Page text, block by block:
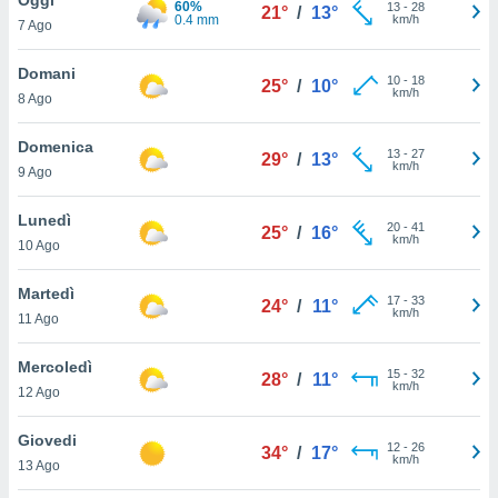
è
al sito
di
ci
di
il
un
la
nella
7 Ago
60%
0.4 mm
21° / 13° 13- 28
km/h
Domani
8 Ago
25° / 10° 10- 18
km/h
Domenica
9 Ago
29° / 13° 13- 27
km/h
Lunedì
10 Ago
25° / 16° 20- 41
km/h
Martedì
11 Ago
24° / 11° 17- 33
km/h
Mercoledì
12 Ago
28° / 11° 15- 32
km/h
Giovedi
13 Ago
34° / 17° 12- 26
km/h